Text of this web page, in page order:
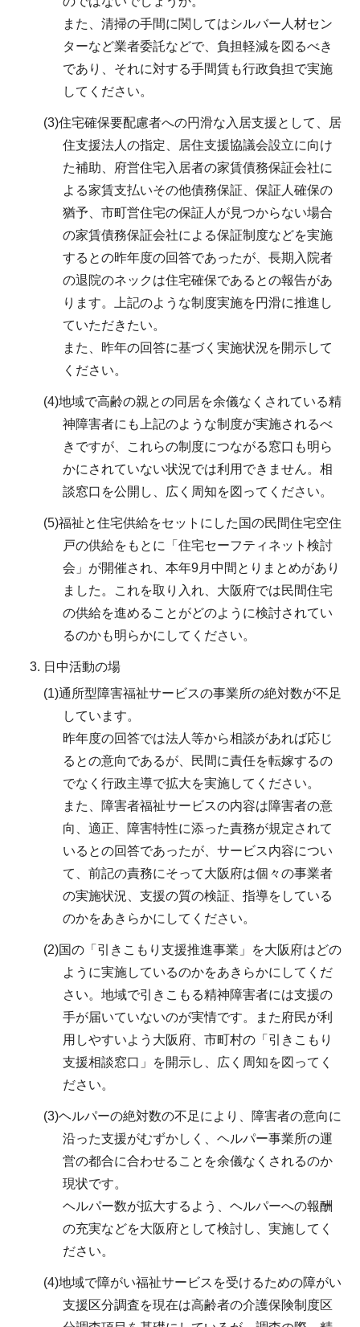
また、清掃の手間に関してはシルバー人材セン
ターなど業者委託などで、負担軽減を図るべき
であり、それに対する手間賃も行政負担で実施
してください。
(3)住宅確保要配慮者への円滑な入居支援として、居
住支援法人の指定、居住支援協議会設立に向け
た補助、府営住宅入居者の家賃債務保証会社に
よる家賃支払いその他債務保証、保証人確保の
猶予、市町営住宅の保証人が見つからない場合
の家賃債務保証会社による保証制度などを実施
するとの昨年度の回答であったが、長期入院者
の退院のネックは住宅確保であるとの報告があ
ります。上記のような制度実施を円滑に推進し
ていただきたい。
また、昨年の回答に基づく実施状況を開示して
ください。
(4)地域で高齢の親との同居を余儀なくされている精
神障害者にも上記のような制度が実施されるべ
きですが、これらの制度につながる窓口も明ら
かにされていない状況では利用できません。相
談窓口を公開し、広く周知を図ってください。
(5)福祉と住宅供給をセットにした国の民間住宅空住
戸の供給をもとに「住宅セーフティネット検討
会」が開催され、本年9月中間とりまとめがあり
ました。これを取り入れ、大阪府では民間住宅
の供給を進めることがどのように検討されてい
るのかも明らかにしてください。
日中活動の場
(1)通所型障害福祉サービスの事業所の絶対数が不足
しています。
昨年度の回答では法人等から相談があれば応じ
るとの意向であるが、民間に責任を転嫁するの
でなく行政主導で拡大を実施してください。
また、障害者福祉サービスの内容は障害者の意
向、適正、障害特性に添った責務が規定されて
いるとの回答であったが、サービス内容につい
て、前記の責務にそって大阪府は個々の事業者
の実施状況、支援の質の検証、指導をしている
のかをあきらかにしてください。
(2)国の「引きこもり支援推進事業」を大阪府はどの
ように実施しているのかをあきらかにしてくだ
さい。地域で引きこもる精神障害者には支援の
手が届いていないのが実情です。また府民が利
用しやすいよう大阪府、市町村の「引きこもり
支援相談窓口」を開示し、広く周知を図ってく
ださい。
(3)ヘルパーの絶対数の不足により、障害者の意向に
沿った支援がむずかしく、ヘルパー事業所の運
営の都合に合わせることを余儀なくされるのか
現状です。
ヘルパー数が拡大するよう、ヘルパーへの報酬
の充実などを大阪府として検討し、実施してく
ださい。
(4)地域で障がい福祉サービスを受けるための障がい
支援区分調査を現在は高齢者の介護保険制度区